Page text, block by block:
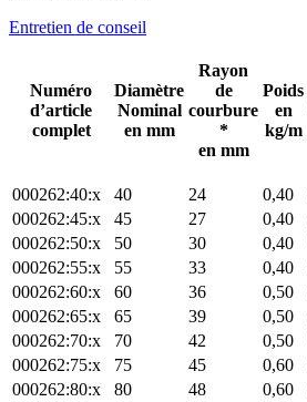
Entretien de conseil
Numéro
d’article
complet
Diamètre
Nominal
en mm
Rayon
de
courbure
*
en mm
Poids
en
kg/m
000262:40:x 40 24 0,40
000262:45:x
45 27 0,40
000262:50:x
50 30 0,40
000262:55:x
55 33 0,40
000262:60:x
60 36 0,50
000262:65:x
65 39 0,50
000262:70:x
70 42 0,50
000262:75:x
75 45 0,60
000262:80:x
80 48 0,60